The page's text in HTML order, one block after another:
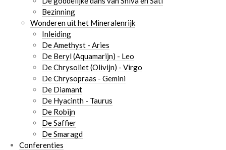
Bezinning
Wonderen uit het Mineralenrijk
Inleiding
De Amethyst - Aries
De Beryl (Aquamarijn) - Leo
De Chrysoliet (Olivijn) - Virgo
De Chrysopraas - Gemini
De Diamant
De Hyacinth - Taurus
De Robijn
De Saffier
De Smaragd
Conferenties